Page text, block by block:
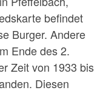
befindet
Burger. Andere
Ende des 2.
Zeit von 1933 bis
Diesen